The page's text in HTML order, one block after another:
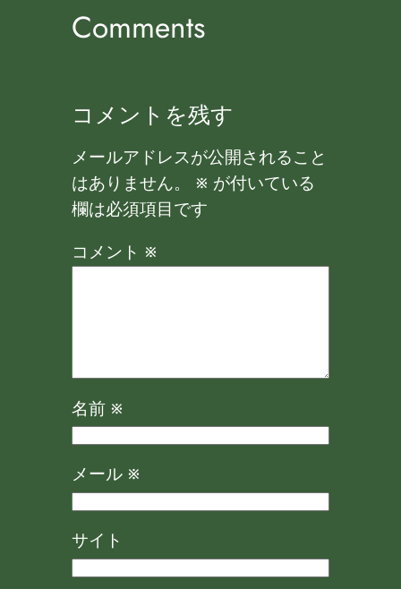
Comments
コメントを残す
メールアドレスが公開されること
はありません。
※ が付いている
欄は必須項目です
コメント ※
名前 ※
メール ※
サイト